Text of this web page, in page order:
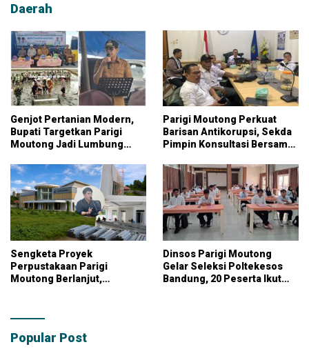
Daerah
Genjot Pertanian Modern,
Bupati Targetkan Parigi
Moutong Jadi Lumbung
Parigi Moutong Perkuat
Barisan Antikorupsi, Sekda
Pimpin Konsultasi Bersama
Sengketa Proyek
Perpustakaan Parigi
Moutong Berlanjut,
dengan Dana Pribadi
Dinsos Parigi Moutong
Gelar Seleksi Poltekesos
Bandung, 20 Peserta Ikut
Popular Post